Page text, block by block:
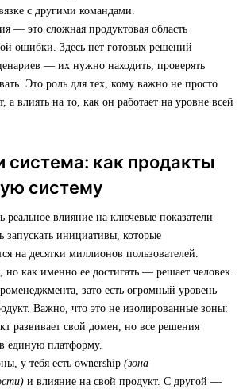
с другими командами.
— это сложная продуктовая область
ошибки. Здесь нет готовых решений
— их нужно находить, проверять
Это роль для тех, кому важно не просто
а влиять на то, как он работает на уровне всей
система: как продакты
систему
реальное влияние на ключевые показатели
запускать инициативы, которые
на десятки миллионов пользователей.
но как именно ее достигать — решает человек.
зато есть огромный уровень
Важно, что это не изолированные зоны:
развивает свой домен, но все решения
единую платформу.
у тебя есть ownership (зона
и влияние на свой продукт. С другой —